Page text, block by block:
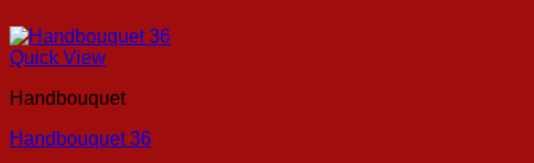
Quick View
Handbouquet
Handbouquet 36